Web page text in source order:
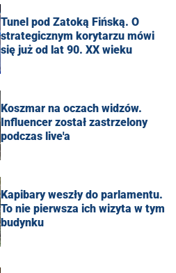
Tunel pod Zatoką Fińską. O
strategicznym korytarzu mówi
się już od lat 90. XX wieku
Koszmar na oczach widzów.
Influencer został zastrzelony
podczas live'a
Kapibary weszły do parlamentu.
To nie pierwsza ich wizyta w tym
budynku